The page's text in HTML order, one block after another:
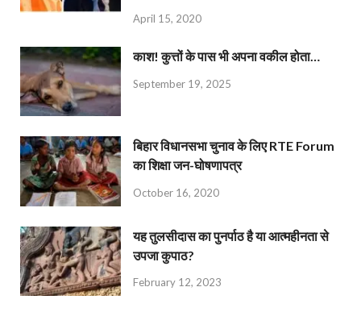
April 15, 2020
काश! कुत्तों के पास भी अपना वकील होता…
September 19, 2025
बिहार विधानसभा चुनाव के लिए RTE Forum
का शिक्षा जन-घोषणापत्र
October 16, 2020
यह तुलसीदास का पुनर्पाठ है या आत्महीनता से
उपजा कुपाठ?
February 12, 2023